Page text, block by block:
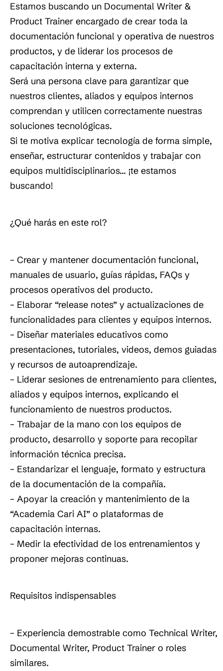
Estamos buscando un Documental Writer &
Product Trainer encargado de crear toda la
documentación funcional y operativa de nuestros
productos, y de liderar los procesos de
capacitación interna y externa.
Será una persona clave para garantizar que
nuestros clientes, aliados y equipos internos
comprendan y utilicen correctamente nuestras
soluciones tecnológicas.
Si te motiva explicar tecnología de forma simple,
enseñar, estructurar contenidos y trabajar con
equipos multidisciplinarios… ¡te estamos
buscando!
¿Qué harás en este rol?
– Crear y mantener documentación funcional,
manuales de usuario, guías rápidas, FAQs y
procesos operativos del producto.
– Elaborar “release notes” y actualizaciones de
funcionalidades para clientes y equipos internos.
– Diseñar materiales educativos como
presentaciones, tutoriales, videos, demos guiadas
y recursos de autoaprendizaje.
– Liderar sesiones de entrenamiento para clientes,
aliados y equipos internos, explicando el
funcionamiento de nuestros productos.
– Trabajar de la mano con los equipos de
producto, desarrollo y soporte para recopilar
información técnica precisa.
– Estandarizar el lenguaje, formato y estructura
de la documentación de la compañía.
– Apoyar la creación y mantenimiento de la
“Academia Cari AI” o plataformas de
capacitación internas.
– Medir la efectividad de los entrenamientos y
proponer mejoras continuas.
Requisitos indispensables
– Experiencia demostrable como Technical Writer,
Documental Writer, Product Trainer o roles
similares.